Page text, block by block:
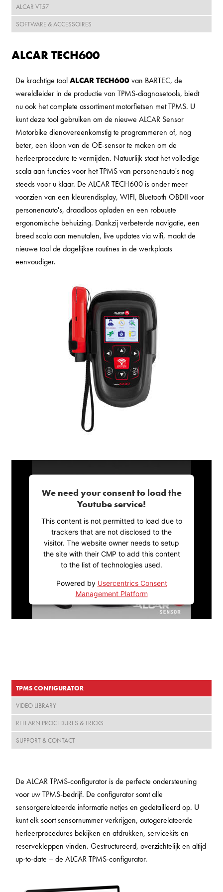
ALCAR VT57
SOFTWARE & ACCESSOIRES
ALCAR TECH600
De krachtige toolALCAR TECH600van BARTEC, de
wereldleider in de productie van TPMS-diagnosetools, biedt
nu ook het complete assortiment motorfietsen met TPMS. U
kunt deze tool gebruiken om de nieuwe ALCAR Sensor
Motorbike dienovereenkomstig te programmeren of, nog
beter, een kloon van de OE-sensor te maken om de
herleerprocedure te vermijden. Natuurlijk staat het volledige
scala aan functies voor het TPMS van personenauto's nog
steeds voor u klaar. De ALCAR TECH600 is onder meer
voorzien van een kleurendisplay, WIFI, Bluetooth OBDII voor
personenauto's, draadloos opladen en een robuuste
ergonomische behuizing. Dankzij verbeterde navigatie, een
breed scala aan menutalen, live updates via wifi, maakt de
nieuwe tool de dagelijkse routines in de werkplaats
eenvoudiger.
We need your consent to load the
Youtube service!
This content is not permitted to load due to
trackers that are not disclosed to the
visitor. The website owner needs to setup
the site with their CMP to add this content
to the list of technologies used.
Powered by Usercentrics Consent
Management Platform
TPMS CONFIGURATOR
VIDEO LIBRARY
RELEARN PROCEDURES & TRICKS
SUPPORT & CONTACT
De ALCAR TPMS-configurator is de perfecte ondersteuning
voor uw TPMS-bedrijf. De configurator somt alle
sensorgerelateerde informatie netjes en gedetailleerd op. U
kunt elk soort sensornummer verkrijgen, autogerelateerde
herleerprocedures bekijken en afdrukken, servicekits en
reservekleppen vinden. Gestructureerd, overzichtelijk en altijd
up-to-date – de ALCAR TPMS-configurator.